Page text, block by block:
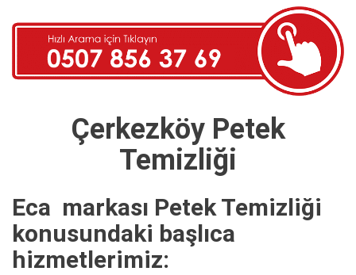
Çerkezköy Petek
Temizliği
Eca markası Petek Temizliği
konusundaki başlıca
hizmetlerimiz: